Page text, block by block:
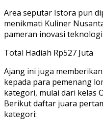
Area seputar Istora pun
menikmati Kuliner
pameran inovasi
Total Hadiah Rp527 Juta
Ajang ini juga
kepada para pemenang
kategori, mulai dari kelas
Berikut daftar juara
kategori: